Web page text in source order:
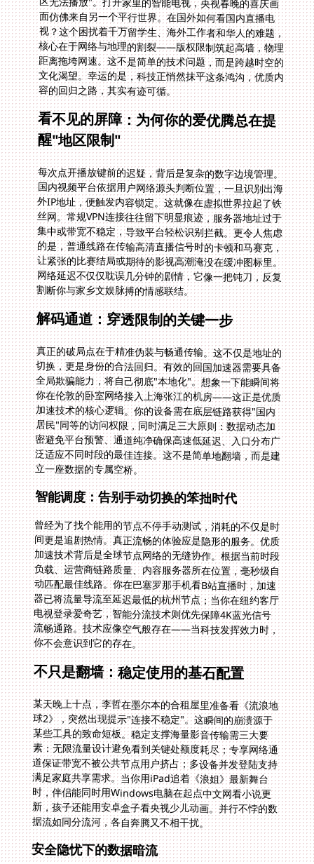
容的回归之路，其实有迹可循。
看不见的屏障：为何你的爱优腾总在提
醒"地区限制"
每次点开播放键前的迟疑，背后是复杂的数字边境管理。
国内视频平台依据用户网络源头判断位置，一旦识别出海
外IP地址，便触发内容锁定。这就像在虚拟世界拉起了铁
丝网。常规VPN连接往往留下明显痕迹，服务器地址过于
集中或带宽不稳定，导致平台轻松识别拦截。更令人焦虑
的是，普通线路在传输高清直播信号时的卡顿和马赛克，
让紧张的比赛结局或期待的影视高潮淹没在缓冲图标里。
网络延迟不仅仅耽误几分钟的剧情，它像一把钝刀，反复
割断你与家乡文娱脉搏的情感联结。
解码通道：穿透限制的关键一步
真正的破局点在于精准伪装与畅通传输。这不仅是地址的
切换，更是身份的合法回归。有效的回国加速器需要具备
全局欺骗能力，将自己彻底"本地化"。想象一下能瞬间将
你在伦敦的卧室网络接入上海张江的机房——这正是优质
加速技术的核心逻辑。你的设备需在底层链路获得"国内
居民"同等的访问权限，同时满足三大原则：数据动态加
密避免平台预警、通道纯净确保高速低延迟、入口分布广
泛适应不同时段的最佳连接。这不是简单地翻墙，而是建
立一座数据的专属空桥。
智能调度：告别手动切换的笨拙时代
曾经为了找个能用的节点不停手动测试，消耗的不仅是时
间更是追剧热情。真正流畅的体验应是隐形的服务。优质
加速技术背后是全球节点网络的无缝协作。根据当前时段
负载、运营商链路质量、内容服务器所在位置，毫秒级自
动匹配最佳线路。你在巴塞罗那手机看B站直播时，加速
器已将流量导流至延迟最低的杭州节点；当你在纽约客厅
电视登录爱奇艺，智能分流技术则优先保障4K蓝光信号
流畅通路。技术应像空气般存在——当科技发挥效力时，
你不会意识到它的存在。
不只是翻墙：稳定使用的基石配置
某天晚上十点，李哲在墨尔本的合租屋里准备看《流浪地
球2》，突然出现提示"连接不稳定"。这瞬间的崩溃源于
某些工具的致命短板。稳定支撑海量影音传输需三大要
素：无限流量设计避免看到关键处额度耗尽；专享网络通
道保证带宽不被公共节点用户挤占；多设备并发登陆支持
满足家庭共享需求。当你用iPad追着《浪姐》最新舞台
时，伴侣能同时用Windows电脑在起点中文网看小说更
新，孩子还能用安卓盒子看央视少儿动画。并行不悖的数
据流如同分流河，各自奔腾又不相干扰。
安全隐忧下的数据暗流